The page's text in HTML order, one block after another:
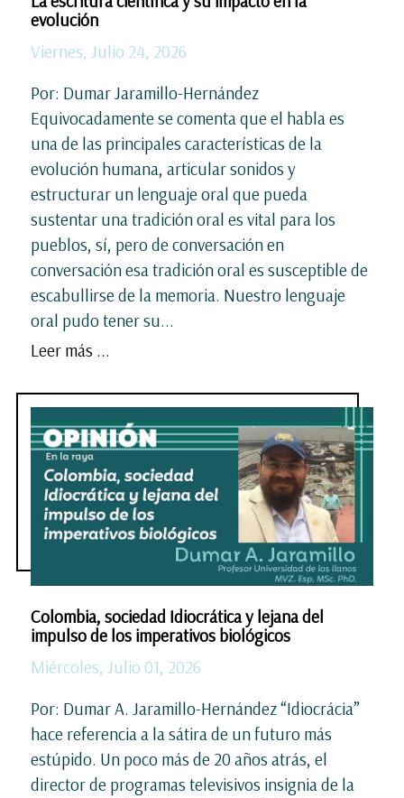
evolución
Viernes, Julio 24, 2026
Por: Dumar Jaramillo-Hernández
Equivocadamente se comenta que el habla es
una de las principales características de la
evolución humana, articular sonidos y
estructurar un lenguaje oral que pueda
sustentar una tradición oral es vital para los
pueblos, sí, pero de conversación en
conversación esa tradición oral es susceptible de
escabullirse de la memoria. Nuestro lenguaje
oral pudo tener su...
Leer más ...
Colombia, sociedad Idiocrática y lejana del
impulso de los imperativos biológicos
Miércoles, Julio 01, 2026
Por: Dumar A. Jaramillo-Hernández “Idiocrácia”
hace referencia a la sátira de un futuro más
estúpido. Un poco más de 20 años atrás, el
director de programas televisivos insignia de la